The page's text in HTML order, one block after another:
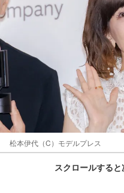
松本伊代（C）モデルプレス
スクロールする